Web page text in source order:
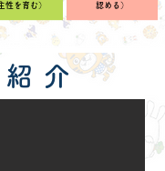
性を育む）
認める）
紹 介